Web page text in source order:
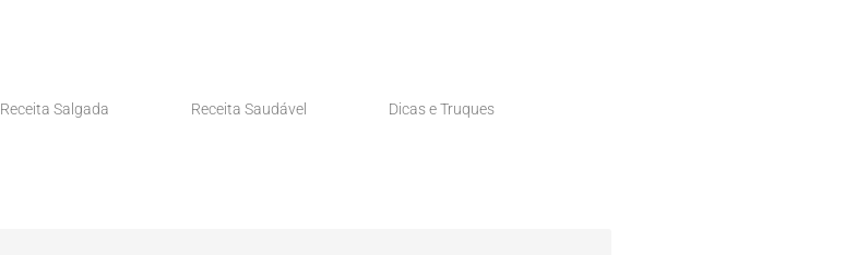
Receita Salgada Receita Saudável Dicas e Truques